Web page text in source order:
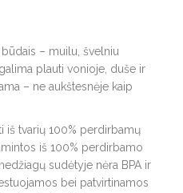
– muilu, švelniu
plauti vonioje, duše ir
– ne aukštesnėje kaip
iš tvarių 100% perdirbamų
iš 100% perdirbamo
sudėtyje nėra BPA ir
bei patvirtinamos